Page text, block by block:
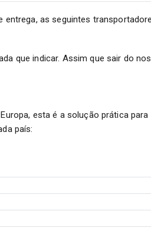
entrega, as seguintes
que indicar. Assim que sair do
esta é a solução prática
país: